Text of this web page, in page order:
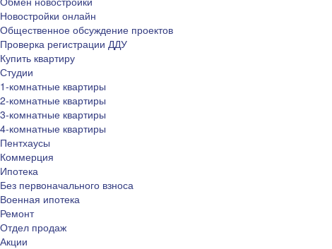
Новостройки онлайн
Общественное обсуждение проектов
Проверка регистрации ДДУ
Купить квартиру
Студии
1-комнатные квартиры
2-комнатные квартиры
3-комнатные квартиры
4-комнатные квартиры
Пентхаусы
Коммерция
Ипотека
Без первоначального взноса
Военная ипотека
Ремонт
Отдел продаж
Акции